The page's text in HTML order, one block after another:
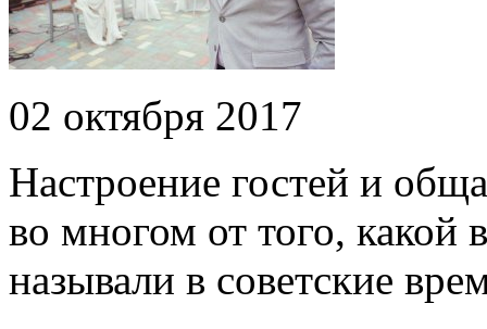
02 октября 2017
Настроение гостей и
во многом от того, какой
называли в советские